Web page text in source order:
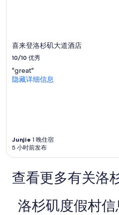
和
供
应
情
况
变
动。
可
需
喜来登洛杉矶大道酒店
10/10 优秀
"great"
隐藏详细信息
Junjie 1 晚住宿
5 小时前发布
查看更多有关洛
洛杉矶度假村信